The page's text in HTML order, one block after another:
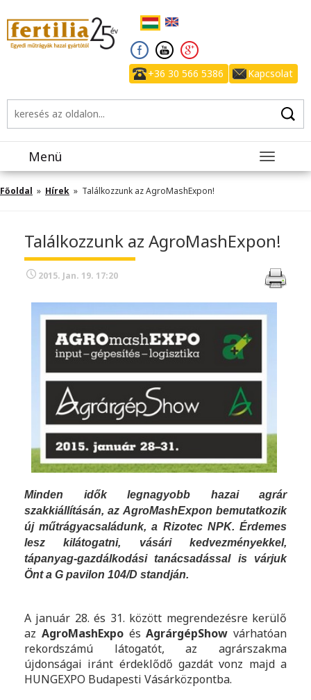
+36 30 566 5386 Kapcsolat
Toggle
Menü
Főoldal » Hírek » Találkozzunk az AgroMashExpon!
Találkozzunk az AgroMashExpon!
2015. Jan. 19. 17:20
Minden idők legnagyobb hazai agrár
szakkiállításán, az AgroMashExpon bemutatkozik
új műtrágyacsaládunk, a Rizotec NPK. Érdemes
lesz kilátogatni, vásári kedvezményekkel,
tápanyag-gazdálkodási tanácsadással is várjuk
Önt a G pavilon 104/D standján.
A január 28. és 31. között megrendezésre kerülő
az AgroMashExpo ésAgrárgépShow várhatóan
rekordszámú látogatót, az agrárszakma
újdonságai iránt érdeklődő gazdát vonz majd a
HUNGEXPO Budapesti Vásárközpontba.